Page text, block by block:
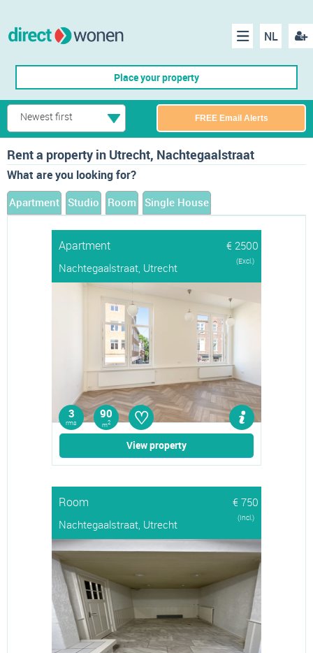
NL
Menu
Place your property
Newest first FREE Email Alerts
Rent a property in Utrecht, Nachtegaalstraat
What are you looking for?
Apartment Studio Room Single House
Apartment
€ 2500
Nachtegaalstraat, Utrecht
(Excl.)
3
rms
90
m2 ♡
View property
Room
€ 750
Nachtegaalstraat, Utrecht
(Incl.)